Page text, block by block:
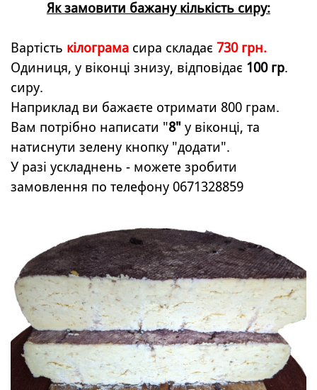
Як замовити бажану кількість сиру:
Вартість кілограма сира складає 730 грн.
Одиниця, у віконці знизу, відповідає 100 гр.
сиру.
Наприклад ви бажаєте отримати 800 грам.
Вам потрібно написати "8" у віконці, та
натиснути зелену кнопку "додати".
У разі ускладнень - можете зробити
замовлення по телефону 0671328859